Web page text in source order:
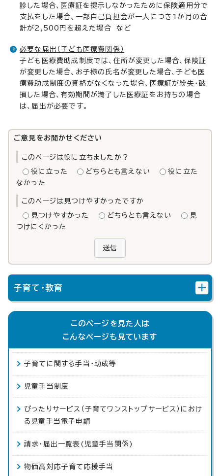
診した場合、医療証を提示しなかったために保険適用分で
支払をした場合、一部自己負担金が一人につき1か月の合
計が2,500円を超えた場合 など
必要な届出（子ども医療費関係）
子ども医療費助成制度では、住所が変更した場合、保険証
が変更した場合、お子様の氏名が変更した場合、子ども医
療費助成制度の資格がなくなった場合、医療証が紛失・破
損した場合、有効期間が満了した医療証をお持ちの場合
は、届出が必要です。
ご意見をお聞かせください
このページは役に立ちましたか？
役に立った どちらとも言えない
役に立た
なかった
このページは見つけやすかったですか
見つけやすかった どちらとも言えない
見
つけにくかった
送信
子育て・教育
このページを見た人は
こんなページも見ています
子育てに関する手当・助成等
児童手当制度
ぴったりサービス（子育てワンストップサービス）におけ
る児童手当電子申請
請求・届出一覧表(児童手当関係)
物価高対応子育て応援手当